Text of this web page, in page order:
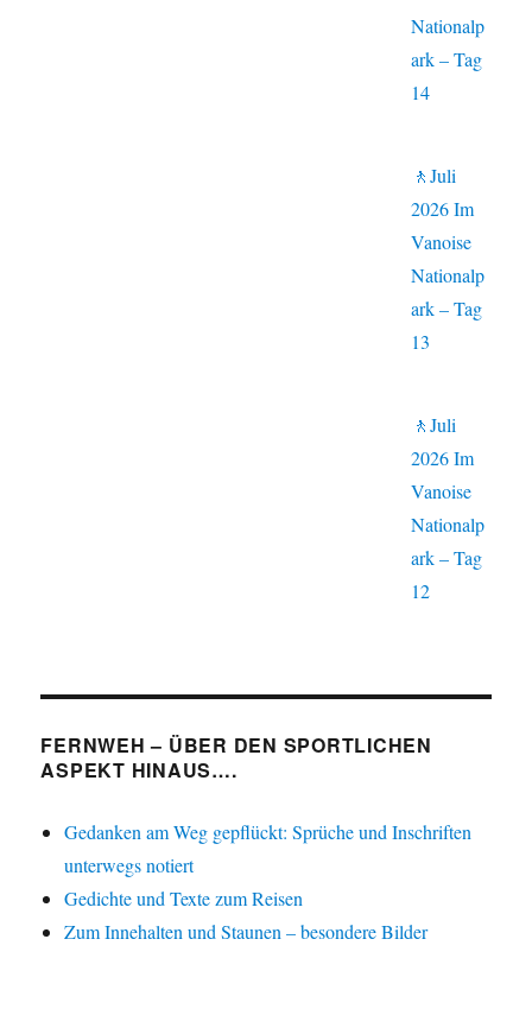
Nationalp
ark – Tag
14
🚶Juli
2026 Im
Vanoise
Nationalp
ark – Tag
13
🚶Juli
2026 Im
Vanoise
Nationalp
ark – Tag
12
FERNWEH – ÜBER DEN SPORTLICHEN
ASPEKT HINAUS….
Gedanken am Weg gepflückt: Sprüche und Inschriften
unterwegs notiert
Gedichte und Texte zum Reisen
Zum Innehalten und Staunen – besondere Bilder